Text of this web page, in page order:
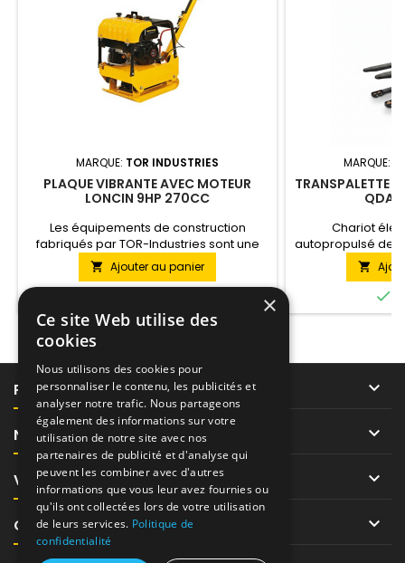
MARQUE: TOR INDUSTRIES
PLAQUE VIBRANTE AVEC MOTEUR
LONCIN 9HP 270CC
Les équipements de construction
fabriqués par TOR-Industries sont une
combinaison de solutions modernes et
éprouvées. De cette manière,
l’entreprise atteint une qualité élevée et
une facilité d’utilisation de ses appareils.
Depuis plus de 13 ans, l'entreprise
travaille constamment à l'optimisation
modèles comprend des...
 Ajouter au panier
MARQUE:
TRANSPALETTE
QDA
Chariot
autopropulsé de
se distingue par
moteur
est monté sur
La batterie


PRODUITS 
NOTRE SOCIÉTÉ 
VOTRE COMPTE 
CONTACT 
×
Ce site Web utilise des
cookies
Nous utilisons des cookies pour
personnaliser le contenu, les publicités et
analyser notre trafic. Nous partageons
également des informations sur votre
utilisation de notre site avec nos
partenaires de publicité et d'analyse qui
peuvent les combiner avec d'autres
informations que vous leur avez fournies ou
qu'ils ont collectées lors de votre utilisation
de leurs services. Politique de
confidentialité